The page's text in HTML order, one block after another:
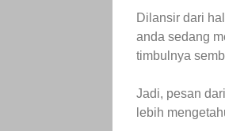
Dilansir dari
anda sedang
timbulnya
Jadi, pesan
lebih